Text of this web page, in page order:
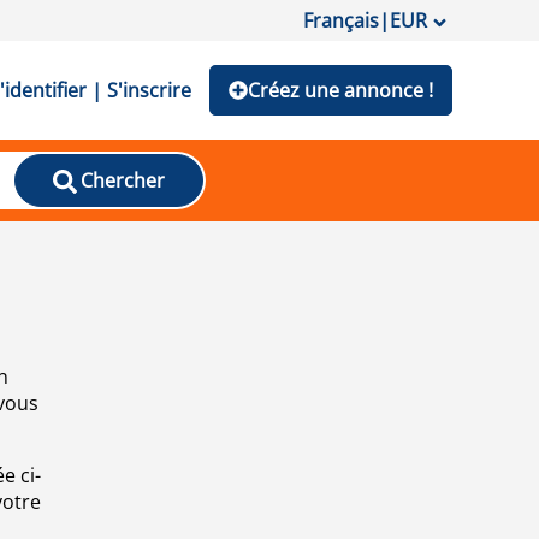
Français|EUR
| S'inscrire Créez une annonce !
Chercher
ci-